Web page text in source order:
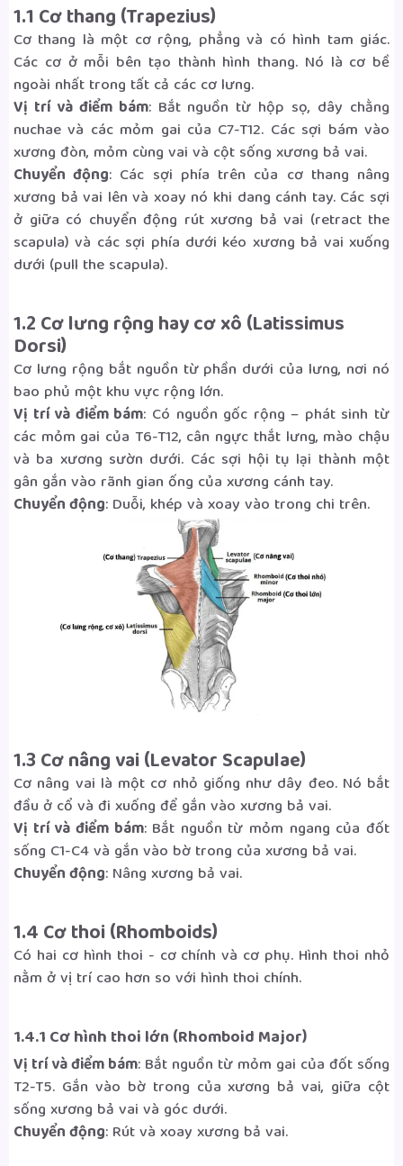
3.2.1 Cơ xương chậu (Iliocostalis)
3.2.2 Cơ dọc (Longissimus)
3.2.3 Cơ cột sống (Spinalis)
3.3 Lớp sâu (deep)
3.3.1 Cơ bán gai (semispinalis)
3.3.2 Cơ nhiều sợi (Multifidus)
3.3.3 Cơ xoay (Rotatores)
1.1 Cơ thang (Trapezius)
Cơ thang là một cơ rộng, phẳng và có hình tam giác.
Các cơ ở mỗi bên tạo thành hình thang. Nó là cơ bề
ngoài nhất trong tất cả các cơ lưng.
Vị trí và điểm bám: Bắt nguồn từ hộp sọ, dây chằng
nuchae và các mỏm gai của C7-T12. Các sợi bám vào
xương đòn, mỏm cùng vai và cột sống xương bả vai.
Chuyển động: Các sợi phía trên của cơ thang nâng
xương bả vai lên và xoay nó khi dang cánh tay. Các sợi
ở giữa có chuyển động rút xương bả vai (retract the
scapula) và các sợi phía dưới kéo xương bả vai xuống
dưới (pull the scapula).
1.2 Cơ lưng rộng hay cơ xô (Latissimus
Dorsi)
Cơ lưng rộng bắt nguồn từ phần dưới của lưng, nơi nó
bao phủ một khu vực rộng lớn.
Vị trí và điểm bám: Có nguồn gốc rộng – phát sinh từ
các mỏm gai của T6-T12, cân ngực thắt lưng, mào chậu
và ba xương sườn dưới. Các sợi hội tụ lại thành một
gân gắn vào rãnh gian ống của xương cánh tay.
Chuyển động: Duỗi, khép và xoay vào trong chi trên.
1.3 Cơ nâng vai (Levator Scapulae)
Cơ nâng vai là một cơ nhỏ giống như dây đeo. Nó bắt
đầu ở cổ và đi xuống để gắn vào xương bả vai.
Vị trí và điểm bám: Bắt nguồn từ mỏm ngang của đốt
sống C1-C4 và gắn vào bờ trong của xương bả vai.
Chuyển động: Nâng xương bả vai.
1.4 Cơ thoi (Rhomboids)
Có hai cơ hình thoi - cơ chính và cơ phụ. Hình thoi nhỏ
nằm ở vị trí cao hơn so với hình thoi chính.
1.4.1 Cơ hình thoi lớn (Rhomboid Major)
Vị trí và điểm bám: Bắt nguồn từ mỏm gai của đốt sống
T2-T5. Gắn vào bờ trong của xương bả vai, giữa cột
sống xương bả vai và góc dưới.
Chuyển động: Rút và xoay xương bả vai.